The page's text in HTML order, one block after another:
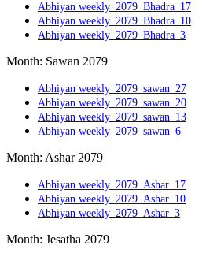
Abhiyan weekly_2079_Bhadra_17
Abhiyan weekly_2079_Bhadra_10
Abhiyan weekly_2079_Bhadra_3
Month: Sawan 2079
Abhiyan weekly_2079_sawan_27
Abhiyan weekly_2079_sawan_20
Abhiyan weekly_2079_sawan_13
Abhiyan weekly_2079_sawan_6
Month: Ashar 2079
Abhiyan weekly_2079_Ashar_17
Abhiyan weekly_2079_Ashar_10
Abhiyan weekly_2079_Ashar_3
Month: Jesatha 2079